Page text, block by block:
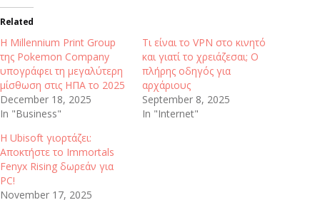
Related
Η Millennium Print Group
της Pokemon Company
υπογράφει τη μεγαλύτερη
μίσθωση στις ΗΠΑ το 2025
December 18, 2025
In "Business"
Τι είναι το VPN στο κινητό
και γιατί το χρειάζεσαι; Ο
πλήρης οδηγός για
αρχάριους
September 8, 2025
In "Internet"
H Ubisoft γιορτάζει:
Αποκτήστε το Immortals
Fenyx Rising δωρεάν για
PC!
November 17, 2025